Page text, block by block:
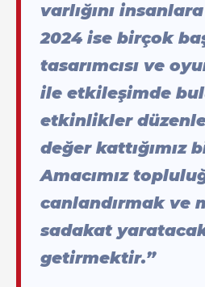
varlığını
2024 ise birçok
tasarımcısı ve
ile etkileşimde
etkinlikler
değer kattığımız
Amacımız
canlandırmak ve
sadakat
getirmektir.”